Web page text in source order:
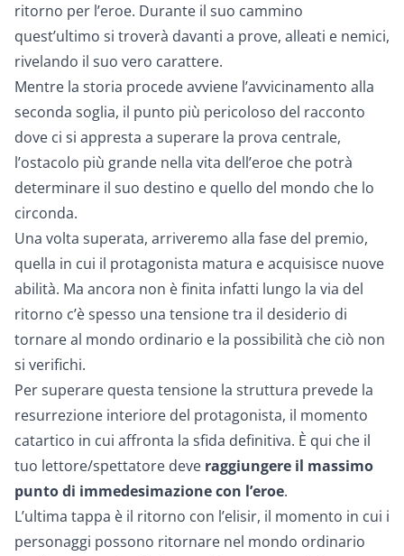
ritorno per l’eroe. Durante il suo cammino
quest’ultimo si troverà davanti a prove, alleati e nemici,
rivelando il suo vero carattere.
Mentre la storia procede avviene l’avvicinamento alla
seconda soglia, il punto più pericoloso del racconto
dove ci si appresta a superare la prova centrale,
l’ostacolo più grande nella vita dell’eroe che potrà
determinare il suo destino e quello del mondo che lo
circonda.
Una volta superata, arriveremo alla fase del premio,
quella in cui il protagonista matura e acquisisce nuove
abilità. Ma ancora non è finita infatti lungo la via del
ritorno c’è spesso una tensione tra il desiderio di
tornare al mondo ordinario e la possibilità che ciò non
si verifichi.
Per superare questa tensione la struttura prevede la
resurrezione interiore del protagonista, il momento
catartico in cui affronta la sfida definitiva. È qui che il
tuo lettore/spettatore deve raggiungere il massimo
punto di immedesimazione con l’eroe.
L’ultima tappa è il ritorno con l’elisir, il momento in cui i
personaggi possono ritornare nel mondo ordinario